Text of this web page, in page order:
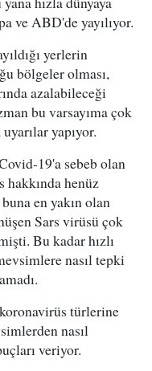
ve ABD'de yayılıyor.
yerlerin
bölgeler olması,
azalabileceği
bu varsayıma çok
yapıyor.
19'a sebeb olan
hakkında henüz
en yakın olan
Sars virüsü çok
Bu kadar hızlı
nasıl tepki
türlerine
nasıl
veriyor.